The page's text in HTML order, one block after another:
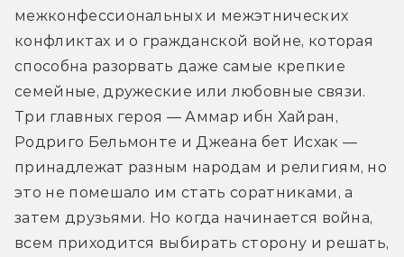
межконфессиональных и межэтнических
конфликтах и о гражданской войне, которая
способна разорвать даже самые крепкие
семейные, дружеские или любовные связи.
Три главных героя — Аммар ибн Хайран,
Родриго Бельмонте и Джеана бет Исхак —
принадлежат разным народам и религиям, но
это не помешало им стать соратниками, а
затем друзьями. Но когда начинается война,
всем приходится выбирать сторону и решать,